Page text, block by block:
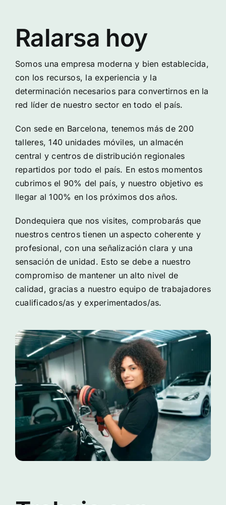
Ralarsa hoy
Somos una empresa moderna y bien establecida,
con los recursos, la experiencia y la
determinación necesarios para convertirnos en la
red líder de nuestro sector en todo el país.
Con sede en Barcelona, tenemos más de 200
talleres, 140 unidades móviles, un almacén
central y centros de distribución regionales
repartidos por todo el país. En estos momentos
cubrimos el 90% del país, y nuestro objetivo es
llegar al 100% en los próximos dos años.
Dondequiera que nos visites, comprobarás que
nuestros centros tienen un aspecto coherente y
profesional, con una señalización clara y una
sensación de unidad. Esto se debe a nuestro
compromiso de mantener un alto nivel de
calidad, gracias a nuestro equipo de trabajadores
cualificados/as y experimentados/as.